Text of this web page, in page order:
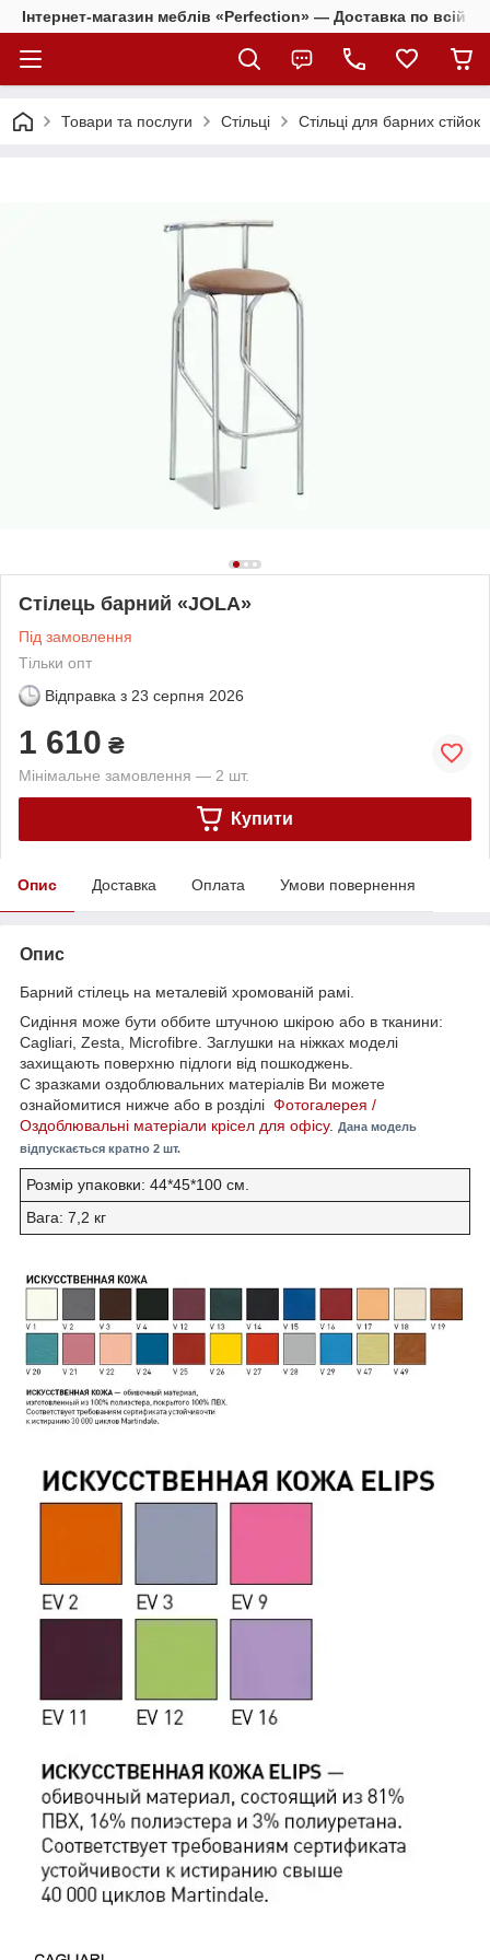
Інтернет-магазин меблів «Perfection» — Доставка по всій
Товари та послуги Стільці Стільці для барних стійок
Стілець барний «JOLA»
Під замовлення
Тільки опт
Відправка з 23 серпня 2026
1 610 ₴
Мінімальне замовлення — 2 шт.
Купити
Опис Доставка Оплата Умови повернення
Опис
Барний стілець на металевій хромованій рамі.
Сидіння може бути оббите штучною шкірою або в тканини:
Cagliari, Zesta, Microfibre. Заглушки на ніжках моделі
захищають поверхню підлоги від пошкоджень.
C зразками оздоблювальних матеріалів Ви можете
ознайомитися нижче або в розділі Фотогалерея /
Оздоблювальні матеріали крісел для офісу. Дана модель
відпускається кратно 2 шт.
Розмір упаковки: 44*45*100 см.
Вага: 7,2 кг